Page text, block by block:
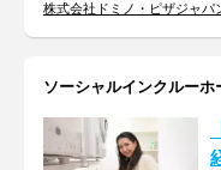
株式会社ドミノ・ピザジャパ
ソーシャルインクルー